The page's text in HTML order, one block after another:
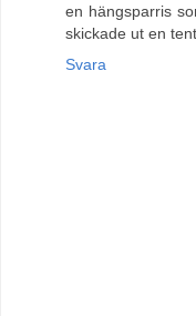
en hängsparris
skickade ut en
Svara